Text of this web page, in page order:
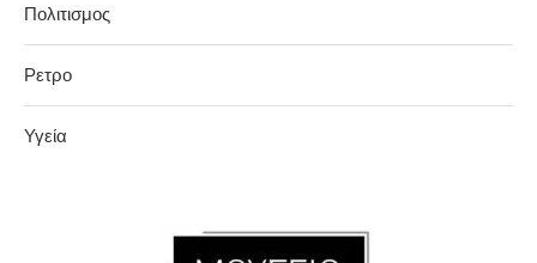
Πολιτισμος
Ρετρο
Υγεία